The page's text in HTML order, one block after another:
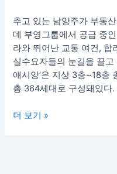
추고 있는 남양주가 부동
데 부영그룹에서 공급 중
라와 뛰어난 교통 여건, 합
실수요자들의 눈길을 끌고
애시앙’은 지상 3층~18층
총 364세대로 구성돼있다
룹,
남
양
주
‘부
영
시
더 보기 »